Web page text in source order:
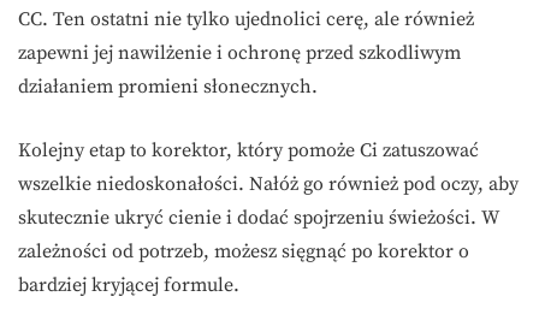
CC. Ten ostatni nie tylko ujednolici cerę, ale również
zapewni jej nawilżenie i ochronę przed szkodliwym
działaniem promieni słonecznych.
Kolejny etap to korektor, który pomoże Ci zatuszować
wszelkie niedoskonałości. Nałóż go również pod oczy, aby
skutecznie ukryć cienie i dodać spojrzeniu świeżości. W
zależności od potrzeb, możesz sięgnąć po korektor o
bardziej kryjącej formule.